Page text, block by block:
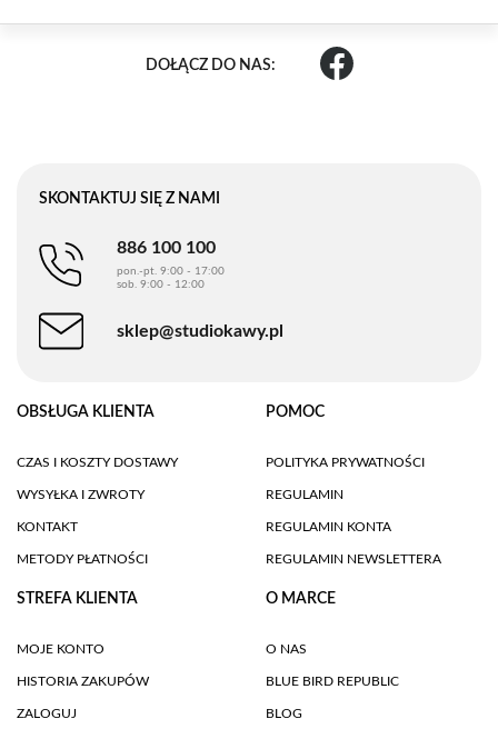
DOŁĄCZ DO NAS:
SKONTAKTUJ SIĘ Z NAMI
886 100 100
pon.-pt. 9:00 - 17:00
sob. 9:00 - 12:00
sklep@studiokawy.pl
OBSŁUGA KLIENTA
CZAS I KOSZTY DOSTAWY
WYSYŁKA I ZWROTY
KONTAKT
METODY PŁATNOŚCI
POMOC
POLITYKA PRYWATNOŚCI
REGULAMIN
REGULAMIN KONTA
REGULAMIN NEWSLETTERA
STREFA KLIENTA
MOJE KONTO
HISTORIA ZAKUPÓW
ZALOGUJ
O MARCE
O NAS
BLUE BIRD REPUBLIC
BLOG